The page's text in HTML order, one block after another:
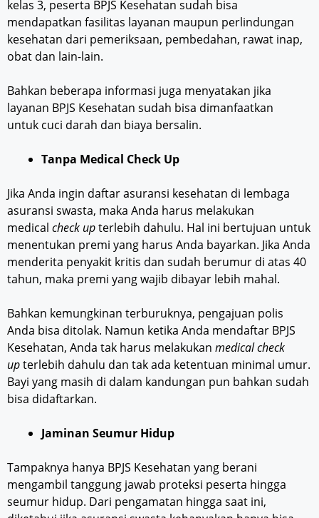
kelas 3, peserta BPJS Kesehatan sudah bisa
mendapatkan fasilitas layanan maupun perlindungan
kesehatan dari pemeriksaan, pembedahan, rawat inap,
obat dan lain-lain.
Bahkan beberapa informasi juga menyatakan jika
layanan BPJS Kesehatan sudah bisa dimanfaatkan
untuk cuci darah dan biaya bersalin.
Tanpa Medical Check Up
Jika Anda ingin daftar asuransi kesehatan di lembaga
asuransi swasta, maka Anda harus melakukan
medical check upterlebih dahulu. Hal ini bertujuan untuk
menentukan premi yang harus Anda bayarkan. Jika Anda
menderita penyakit kritis dan sudah berumur di atas 40
tahun, maka premi yang wajib dibayar lebih mahal.
Bahkan kemungkinan terburuknya, pengajuan polis
Anda bisa ditolak. Namun ketika Anda mendaftar BPJS
Kesehatan, Anda tak harus melakukan medical check
upterlebih dahulu dan tak ada ketentuan minimal umur.
Bayi yang masih di dalam kandungan pun bahkan sudah
bisa didaftarkan.
Jaminan Seumur Hidup
Tampaknya hanya BPJS Kesehatan yang berani
mengambil tanggung jawab proteksi peserta hingga
seumur hidup. Dari pengamatan hingga saat ini,